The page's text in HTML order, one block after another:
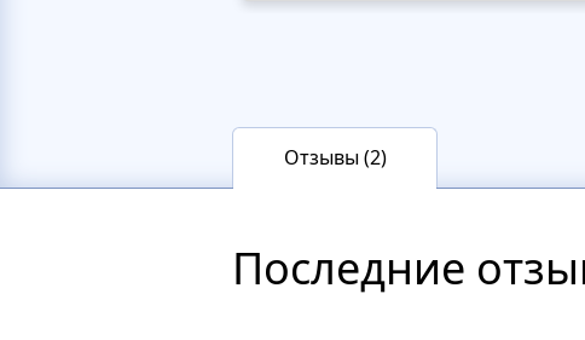
Отзывы (2)
Последние